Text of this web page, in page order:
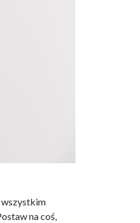
wszystkim
na coś,